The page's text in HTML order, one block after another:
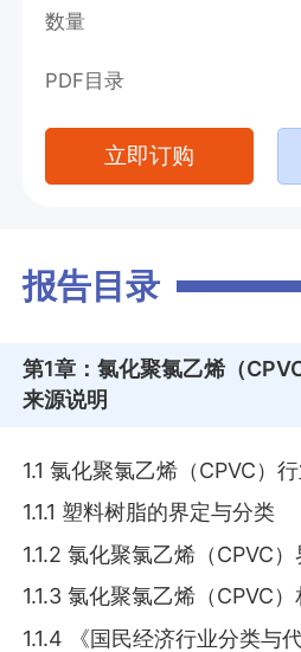
数量
PDF目录
立即订购
报告目录
第1章 ：氯化聚氯乙烯（
来源说明
1.1 氯化聚氯乙烯（CPVC）
1.1.1 塑料树脂的界定与分类
1.1.2 氯化聚氯乙烯（CPVC）
1.1.3 氯化聚氯乙烯（CPVC
1.1.4 《国民经济行业分类与